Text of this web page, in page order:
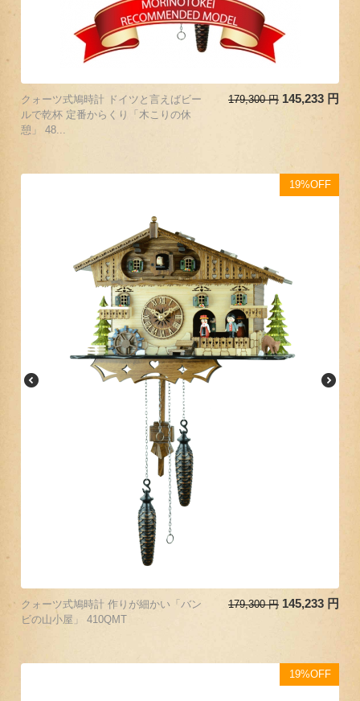
クォーツ式鳩時計 ドイツと言えばビー
ルで乾杯 定番からくり「木こりの休
憩」 48...
179,300 円 145,233 円
19%OFF
クォーツ式鳩時計 作りが細かい「バン
ビの山小屋」 410QMT
179,300 円 145,233 円
19%OFF